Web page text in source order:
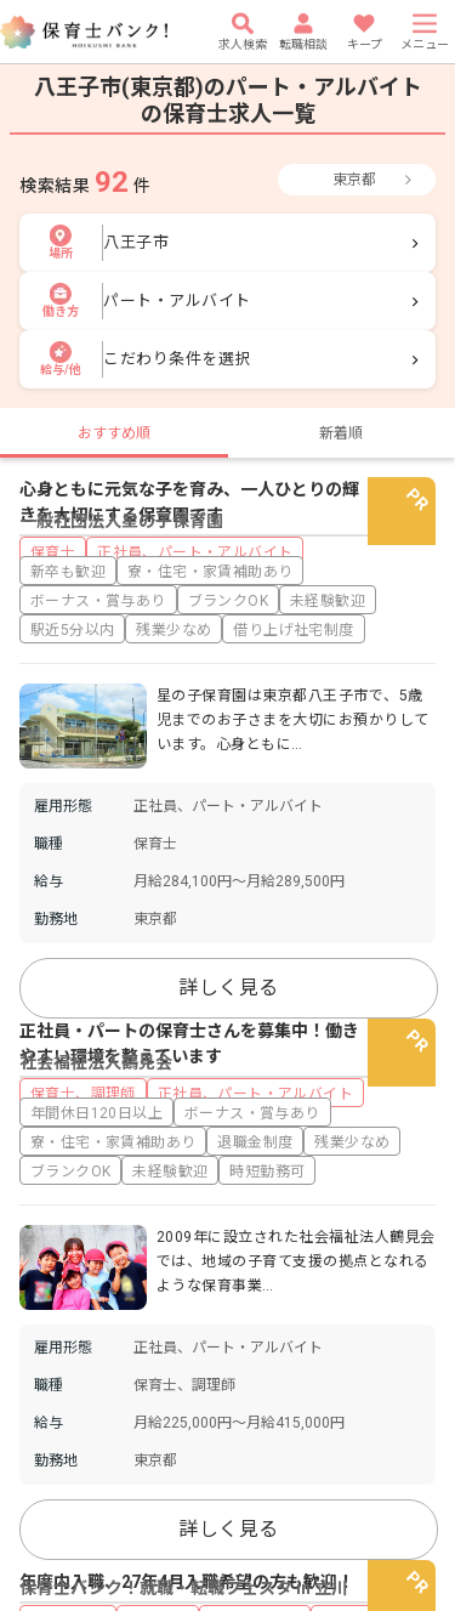
求人検索 転職相談 キープ メニュー
八王子市(東京都)のパート・アルバイト
の保育士求人一覧
検索結果 92 件 東京都
場所
八王子市
働き方
パート・アルバイト
給与/他
こだわり条件を選択
おすすめ順 新着順
一般社団法人星の子保育園
保育士 正社員、パート・アルバイト
心身ともに元気な子を育み、一人ひとりの輝
きを大切にする保育園です
新卒も歓迎
寮・住宅・家賃補助あり
ボーナス・賞与あり
ブランクOK
未経験歓迎
駅近5分以内
残業少なめ 借り上げ社宅制度
星の子保育園は東京都八王子市で、5歳
児までのお子さまを大切にお預かりして
います。心身ともに…
雇用形態 正社員、パート・アルバイト
職種 保育士
給与 月給284,100円～月給289,500円
勤務地 東京都
詳しく見る
社会福祉法人鶴見会
保育士、調理師 正社員、パート・アルバイト
正社員・パートの保育士さんを募集中！働き
やすい環境を整えています
年間休日120日以上
ボーナス・賞与あり
寮・住宅・家賃補助あり
退職金制度
残業少なめ
ブランクOK
未経験歓迎 時短勤務可
2009年に設立された社会福祉法人鶴見会
では、地域の子育て支援の拠点となれる
ような保育事業…
雇用形態 正社員、パート・アルバイト
職種 保育士、調理師
給与 月給225,000円〜月給415,000円
勤務地 東京都
詳しく見る
保育士バンク！就職・転職フェスタ in 立川
年度内入職、27年4月入職希望の方も歓迎！